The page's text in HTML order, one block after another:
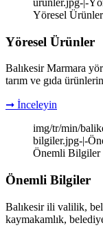
urunler.jpg-|-
Yöresel
Yöresel Ürünler
Balıkesir Marmara
tarım ve gıda
➞ İnceleyin
img/tr/min/
bilgiler.jpg-|-
Önemli Bilgiler
Önemli Bilgiler
Balıkesir ili valilik,
kaymakamlık,